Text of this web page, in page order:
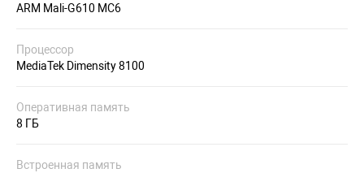
ARM Mali-G610 MC6
Процессор
MediaTek Dimensity 8100
Оперативная память
8 ГБ
Встроенная память